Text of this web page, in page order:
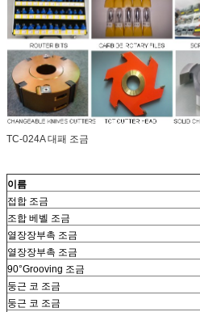
TC-024A 대패 조금
이름
접합 조금
조합 베벨 조금
열장장부촉 조금
열장장부촉 조금
90°Grooving 조금
둥근 코 조금
둥근 코 조금